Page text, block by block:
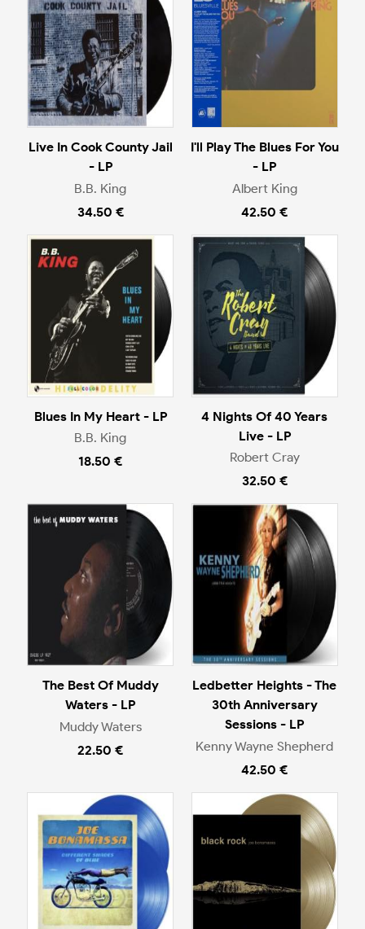
Live In Cook County Jail
- LP
B.B. King
34.50 €
I'll Play The Blues For You
- LP
Albert King
42.50 €
Blues In My Heart - LP
B.B. King
18.50 €
4 Nights Of 40 Years
Live - LP
Robert Cray
32.50 €
The Best Of Muddy
Waters - LP
Muddy Waters
22.50 €
Ledbetter Heights - The
30th Anniversary
Sessions - LP
Kenny Wayne Shepherd
42.50 €